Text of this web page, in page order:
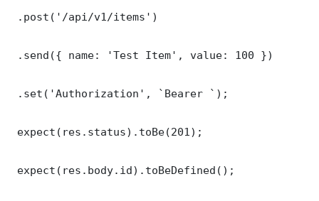
.post('/api/v1/items')
.send({ name: 'Test Item', value: 100 })
.set('Authorization', `Bearer `);
expect(res.status).toBe(201);
expect(res.body.id).toBeDefined();